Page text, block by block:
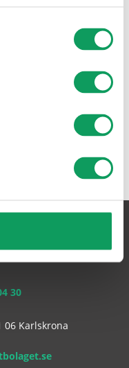
AB
30
06 Karlskrona